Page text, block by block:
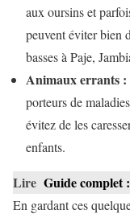
aux oursins et
peuvent éviter bien
basses à Paje,
Animaux errants :
porteurs de
évitez de les
enfants.
Lire Guide complet
En gardant ces